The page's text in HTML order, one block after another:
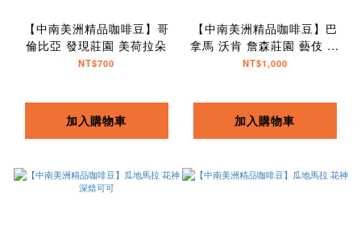
【中南美洲精品咖啡豆】哥
倫比亞 發現莊園 美荷拉朵
NT$700
加入購物車
【中南美洲精品咖啡豆】巴
拿馬 沃肯 詹森莊園 藝伎 日
曬
NT$1,000
加入購物車